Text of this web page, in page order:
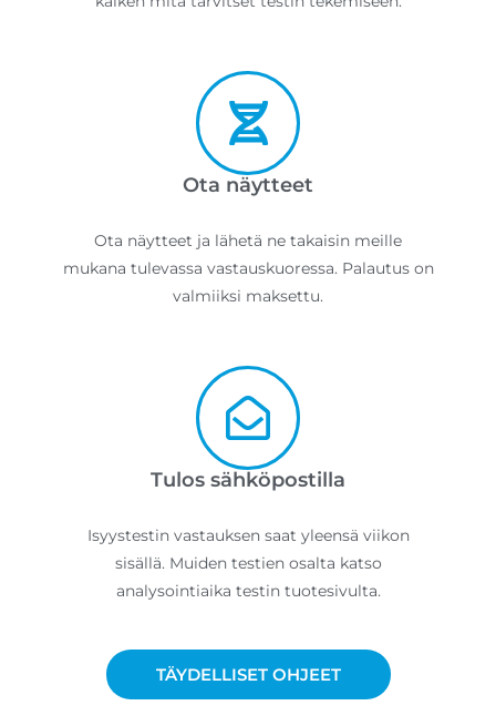
Ota näytteet
Ota näytteet ja lähetä ne takaisin meille
mukana tulevassa vastauskuoressa. Palautus on
valmiiksi maksettu.
Tulos sähköpostilla
Isyystestin vastauksen saat yleensä viikon
sisällä. Muiden testien osalta katso
analysointiaika testin tuotesivulta.
TÄYDELLISET OHJEET